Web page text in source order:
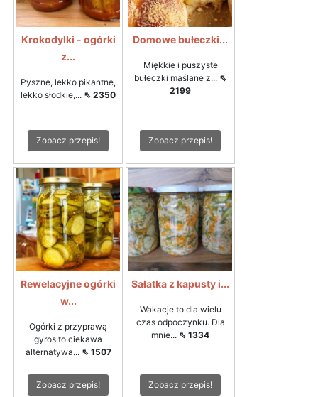
Krokodylki - ogórki
z...
Pyszne, lekko pikantne,
lekko słodkie,... ⇖ 2350
Zobacz przepis!
Domowe bułeczki...
Miękkie i puszyste
bułeczki maślane z... ⇖
2199
Zobacz przepis!
Rewelacyjne ogórki
w...
Ogórki z przyprawą
gyros to ciekawa
alternatywa... ⇖ 1507
Zobacz przepis!
Sałatka z kapusty i...
Wakacje to dla wielu
czas odpoczynku. Dla
mnie... ⇖ 1334
Zobacz przepis!